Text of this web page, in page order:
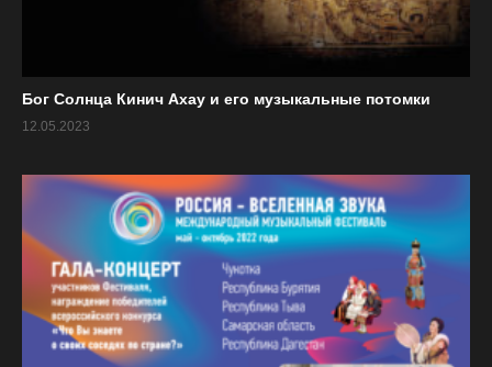
Бог Солнца Кинич Ахау и его музыкальные потомки
12.05.2023